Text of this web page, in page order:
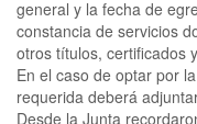
general y la fecha de
constancia de servicios
otros títulos, certificados
En el caso de optar por
requerida deberá
Desde la Junta